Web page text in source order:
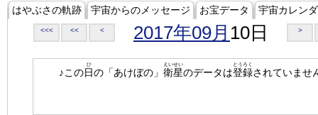
はやぶさの軌跡 宇宙からのメッセージ お宝データ 宇宙カレン
<<< << < 2017年09月 10日 >
♪この日
ひ
の「あけぼの」 衛星
えいせい
のデータは登録
とうろく
されていませ